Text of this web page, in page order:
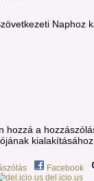
Naphoz
hozzá a
Facebook
del.icio.us